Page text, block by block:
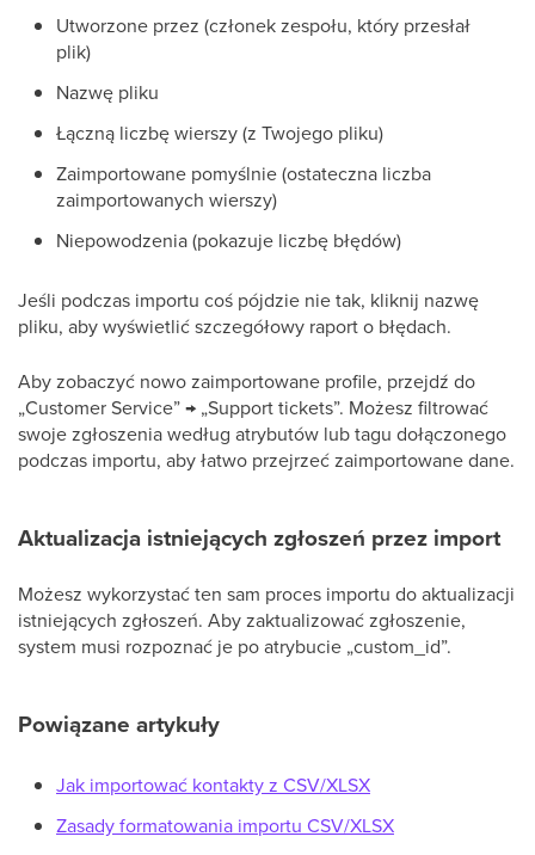
Utworzone przez (członek zespołu, który przesłał
plik)
Nazwę pliku
Łączną liczbę wierszy (z Twojego pliku)
Zaimportowane pomyślnie (ostateczna liczba
zaimportowanych wierszy)
Niepowodzenia (pokazuje liczbę błędów)
Jeśli podczas importu coś pójdzie nie tak, kliknij nazwę
pliku, aby wyświetlić szczegółowy raport o błędach.
Aby zobaczyć nowo zaimportowane profile, przejdź do
„Customer Service” → „Support tickets”. Możesz filtrować
swoje zgłoszenia według atrybutów lub tagu dołączonego
podczas importu, aby łatwo przejrzeć zaimportowane dane.
Aktualizacja istniejących zgłoszeń przez import
Możesz wykorzystać ten sam proces importu do aktualizacji
istniejących zgłoszeń. Aby zaktualizować zgłoszenie,
system musi rozpoznać je po atrybucie „custom_id”.
Powiązane artykuły
Jak importować kontakty z CSV/XLSX
Zasady formatowania importu CSV/XLSX